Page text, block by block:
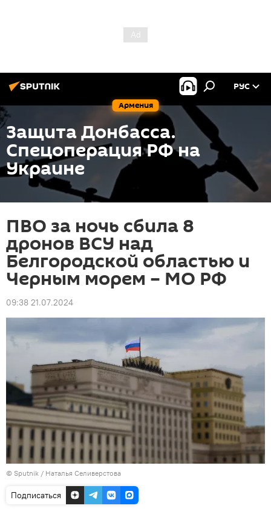
Армения
РУС
Защита Донбасса.
Спецоперация РФ на
Украине
ПВО за ночь сбила 8
дронов ВСУ над
Белгородской областью и
Черным морем – МО РФ
09:38 21.07.2024
© Sputnik / Наталья Селиверстова
Подписаться